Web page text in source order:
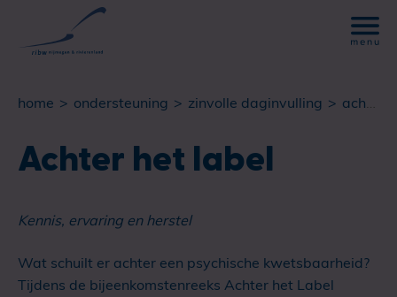
home ondersteuning zinvolle daginvulling achter het label
Achter het label
Kennis, ervaring en herstel
Wat schuilt er achter een psychische kwetsbaarheid?
Tijdens de bijeenkomstenreeks Achter het Label